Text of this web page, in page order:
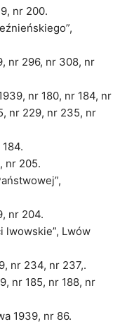
nr 200.
nr 296, nr 308, nr
nr 180, nr 184, nr
nr 229, nr 235, nr
nr 205.
nr 204.
lwowskie”, Lwów
nr 234, nr 237,.
nr 185, nr 188, nr
1939, nr 86.